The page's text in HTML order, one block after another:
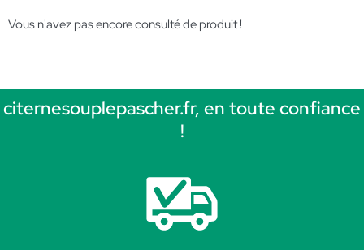
Vous n'avez pas encore consulté de produit !
citernesouplepascher.fr, en toute confiance
!